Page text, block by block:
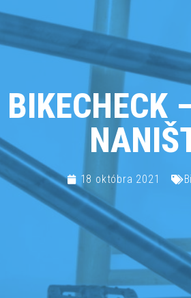
BIKECHECK
18 októbra 2021